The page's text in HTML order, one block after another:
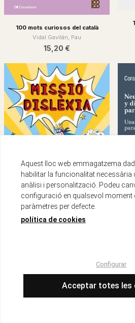
100 mots curiosos del català
Vidal Gavilán, Pau
15,20 €
Aquest lloc web emmagatzema
habilitar la funcionalitat necessària
anàlisi i personalització. Podeu
configuració en qualsevol moment
paràmetres per defecte.
política de cookies
Configurar
Acceptar totes les